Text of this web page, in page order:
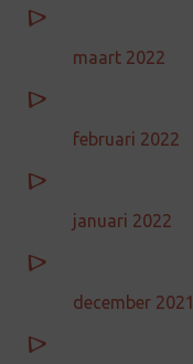
maart 2022
februari 2022
januari 2022
december 2021